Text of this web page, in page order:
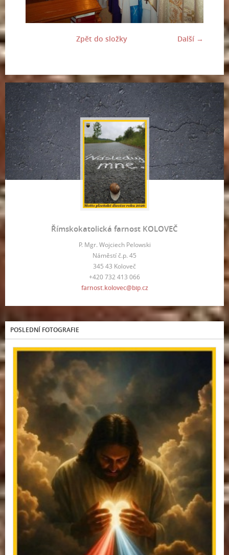
Další →
Zpět do složky
Římskokatolická farnost KOLOVEČ
P. Mgr. Wojciech Pelowski
Náměstí č.p. 45
345 43 Koloveč
+420 732 413 066
farnost.kolovec@bip.cz
POSLEDNÍ FOTOGRAFIE